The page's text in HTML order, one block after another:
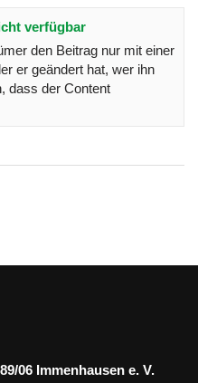
verfügbar
den Beitrag nur mit einer
er geändert hat, wer ihn
dass der Content
06 Immenhausen e. V.